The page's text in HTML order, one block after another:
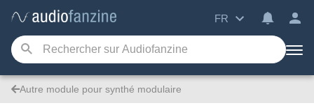
FR
Autre module pour synthé modulaire